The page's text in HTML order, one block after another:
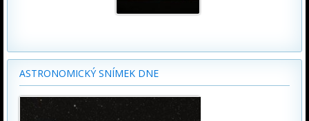
ASTRONOMICKÝ SNÍMEK DNE